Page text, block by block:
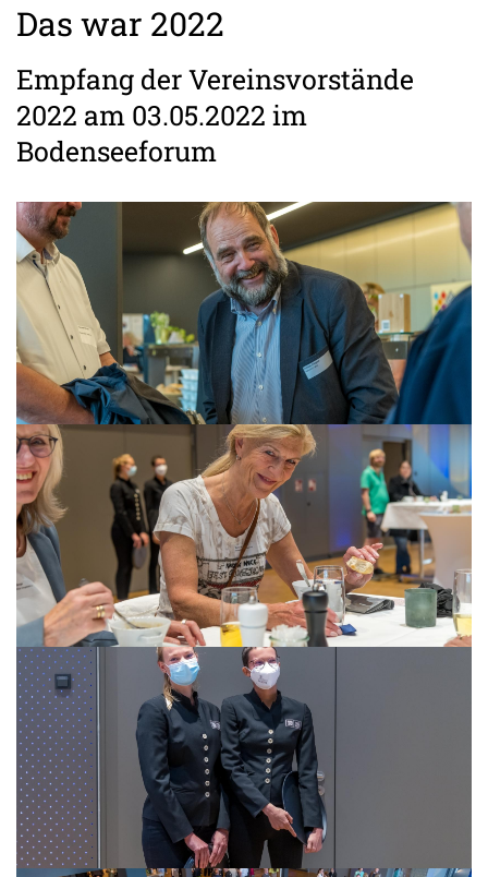
Das war 2022
Empfang der Vereinsvorstände
2022 am 03.05.2022 im
Bodenseeforum